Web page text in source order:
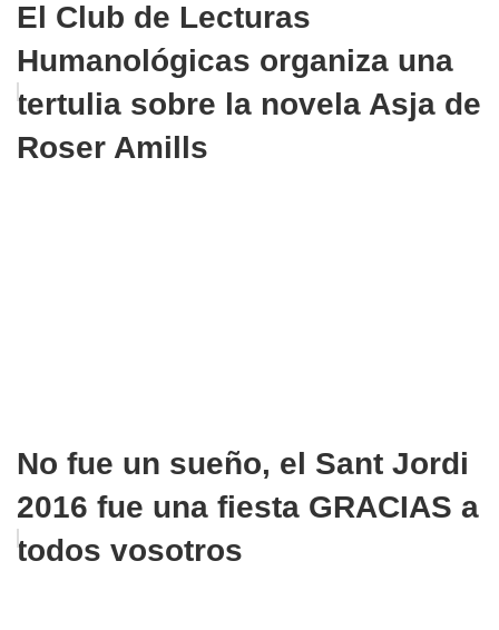
El Club de Lecturas
Humanológicas organiza una
tertulia sobre la novela Asja de
Roser Amills
No fue un sueño, el Sant Jordi
2016 fue una fiesta GRACIAS a
todos vosotros